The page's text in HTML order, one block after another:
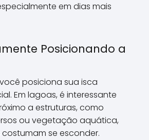
em dias mais
Posicionando a
posiciona sua isca
Em lagoas, é interessante
a estruturas, como
ou vegetação aquática,
se esconder.